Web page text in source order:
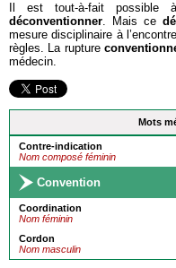
Mots
Contre-indication
Nom composé féminin
Convention
Coordination
Nom féminin
Cordon
Nom masculin
Il est tout-à-fait possible
déconventionner. Mais ce
mesure disciplinaire à
règles. La rupture
médecin.